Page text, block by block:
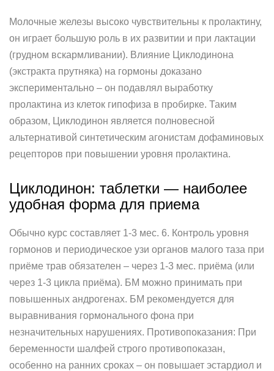
Молочные железы высоко чувствительны к пролактину,
он играет большую роль в их развитии и при лактации
(грудном вскармливании). Влияние Циклодинона
(экстракта прутняка) на гормоны доказано
экспериментально – он подавлял выработку
пролактина из клеток гипофиза в пробирке. Таким
образом, Циклодинон является полновесной
альтернативой синтетическим агонистам дофаминовых
рецепторов при повышении уровня пролактина.
Циклодинон: таблетки — наиболее
удобная форма для приема
Обычно курс составляет 1-3 мес. 6. Контроль уровня
гормонов и периодическое узи органов малого таза при
приёме трав обязателен – через 1-3 мес. приёма (или
через 1-3 цикла приёма). БМ можно принимать при
повышенных андрогенах. БМ рекомендуется для
выравнивания гормонального фона при
незначительных нарушениях. Противопоказания: При
беременности шалфей строго противопоказан,
особенно на ранних сроках – он повышает эстардиол и